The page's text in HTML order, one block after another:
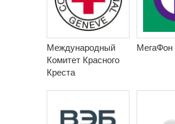
Международный
Комитет Красного
Креста
МегаФон